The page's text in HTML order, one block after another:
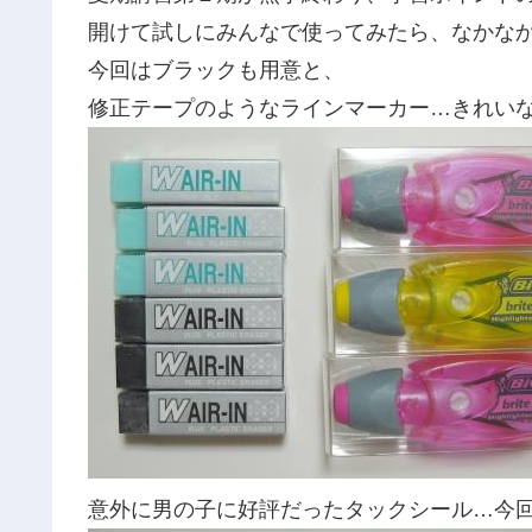
開けて試しにみんなで使ってみたら、なか
今回はブラックも用意と、
修正テープのようなラインマーカー…きれい
意外に男の子に好評だったタックシール…今